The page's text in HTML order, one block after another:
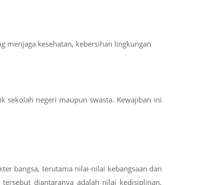
menjaga kesehatan, kebersihan lingkungan
sekolah negeri maupun swasta. Kewajiban ini
bangsa, terutama nilai-nilai kebangsaan dan
diantaranya adalah nilai kedisiplinan,